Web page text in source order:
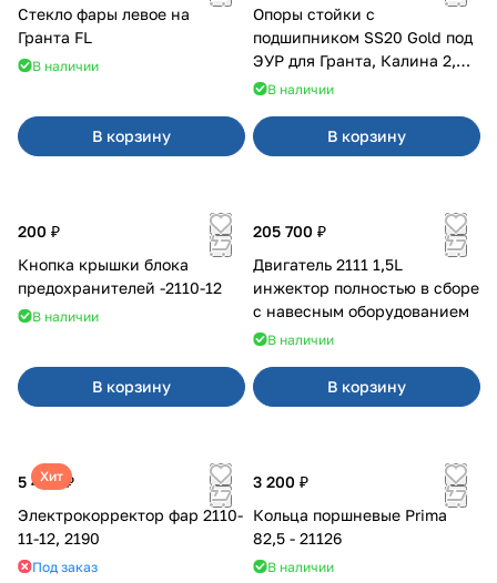
Стекло фары левое на
Гранта FL
В наличии
В корзину
Опоры стойки с
подшипником SS20 Gold под
ЭУР для Гранта, Калина 2,
Datsun
В наличии
В корзину
200 ₽
Кнопка крышки блока
предохранителей -2110-12
В наличии
В корзину
205 700 ₽
Двигатель 2111 1,5L
инжектор полностью в сборе
с навесным оборудованием
В наличии
В корзину
Хит
5 400 ₽
Электрокорректор фар 2110-
11-12, 2190
Под заказ
3 200 ₽
Кольца поршневые Prima
82,5 - 21126
В наличии